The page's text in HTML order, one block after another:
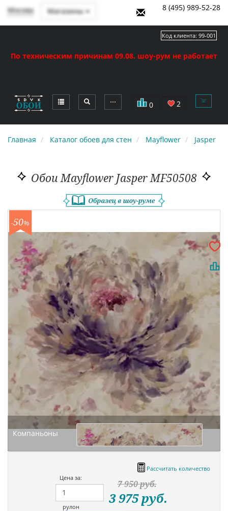
Москва Магазины 8 (495) 989-52-28
По техническим причинам 09.08. шоу-рум не работает
⋯ 0 2
Код клиента: 99-001
Главная Каталог обоев для стен Mayflower Jasper
Обои Mayflower Jasper MF50508
-50%
Компаньоны
Рассчитать количество
Цена за:
рулон
7 950руб.
3 975руб.